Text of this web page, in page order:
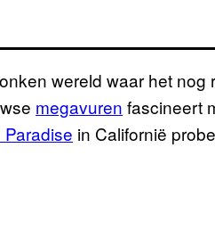
wereld waar het nog
megavuren fascineert
in Californië